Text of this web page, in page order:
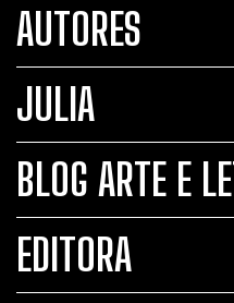
AUTORES
JULIA
BLOG ARTE E
EDITORA